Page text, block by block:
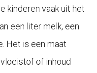
kinderen vaak uit het
een liter melk, een
Het is een maat
of inhoud